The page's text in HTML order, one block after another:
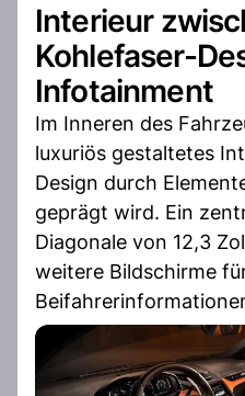
Interieur
Kohlefaser-
Infotainment
Im Inneren des
luxuriös gestaltetes
Design durch
geprägt wird. Ein
Diagonale von 12,3
weitere Bildschirme